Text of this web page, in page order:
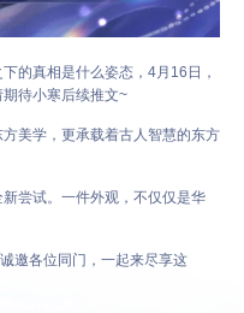
真相是什么姿态，4月16日，
待小寒后续推文~
美学，更承载着古人智慧的东方
尝试。一件外观，不仅仅是华
各位同门，一起来尽享这